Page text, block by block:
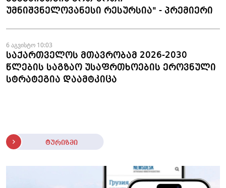
უმნიშვნელოვანესი რესურსია" - პრემიერი
6 აგვისტო 10:03
საქართველოს მთავრობამ 2026-2030
წლების საგზაო უსაფრთხოების ეროვნული
სტრატეგია დაამტკიცა
ტურიზმი